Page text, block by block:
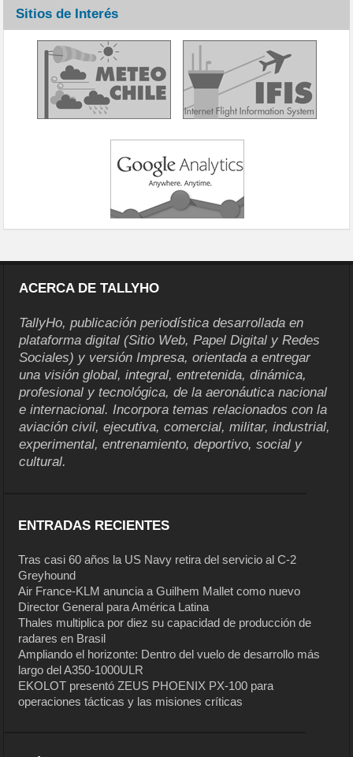
Sitios de Interés
ACERCA DE TALLYHO
TallyHo, publicación periodística desarrollada en
plataforma digital (Sitio Web, Papel Digital y Redes
Sociales) y versión Impresa, orientada a entregar
una visión global, integral, entretenida, dinámica,
profesional y tecnológica, de la aeronáutica nacional
e internacional. Incorpora temas relacionados con la
aviación civil, ejecutiva, comercial, militar, industrial,
experimental, entrenamiento, deportivo, social y
cultural.
ENTRADAS RECIENTES
Tras casi 60 años la US Navy retira del servicio al C-2
Greyhound
Air France-KLM anuncia a Guilhem Mallet como nuevo
Director General para América Latina
Thales multiplica por diez su capacidad de producción de
radares en Brasil
Ampliando el horizonte: Dentro del vuelo de desarrollo más
largo del A350-1000ULR
EKOLOT presentó ZEUS PHOENIX PX-100 para
operaciones tácticas y las misiones críticas